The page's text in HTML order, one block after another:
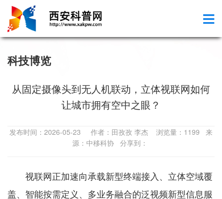
科技博览
从固定摄像头到无人机联动，立体视联网如何
让城市拥有空中之眼？
发布时间：2026-05-23 作者：田孜孜 李杰 浏览量：1199 来
源：中移科协 分享到：
视联网正加速向承载新型终端接入、立体空域覆
盖、智能按需定义、多业务融合的泛视频新型信息服